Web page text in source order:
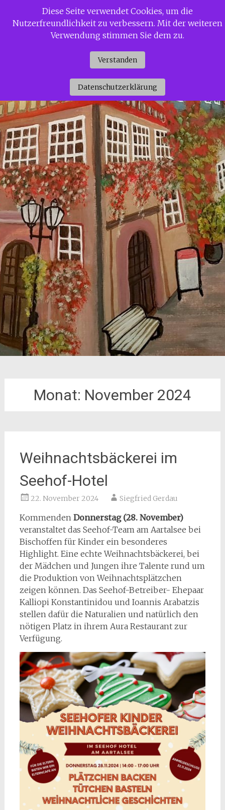
InhaltSiggi Gerdaus Welt
Monat: November 2024
Weihnachtsbäckerei im
Seehof-Hotel
22. November 2024 Siegfried Gerdau
Kommenden Donnerstag (28. November)
veranstaltet das Seehof-Team am Aartalsee bei
Bischoffen für Kinder ein besonderes
Highlight. Eine echte Weihnachtsbäckerei, bei
der Mädchen und Jungen ihre Talente rund um
die Produktion von Weihnachtsplätzchen
zeigen können. Das Seehof-Betreiber- Ehepaar
Kalliopi Konstantinidou und Ioannis Arabatzis
stellen dafür die Naturalien und natürlich den
nötigen Platz in ihrem Aura Restaurant zur
Verfügung.
Diese Seite verwendet Cookies, um die
Nutzerfreundlichkeit zu verbessern. Mit der weiteren
Verwendung stimmen Sie dem zu.
Verstanden
Datenschutzerklärung